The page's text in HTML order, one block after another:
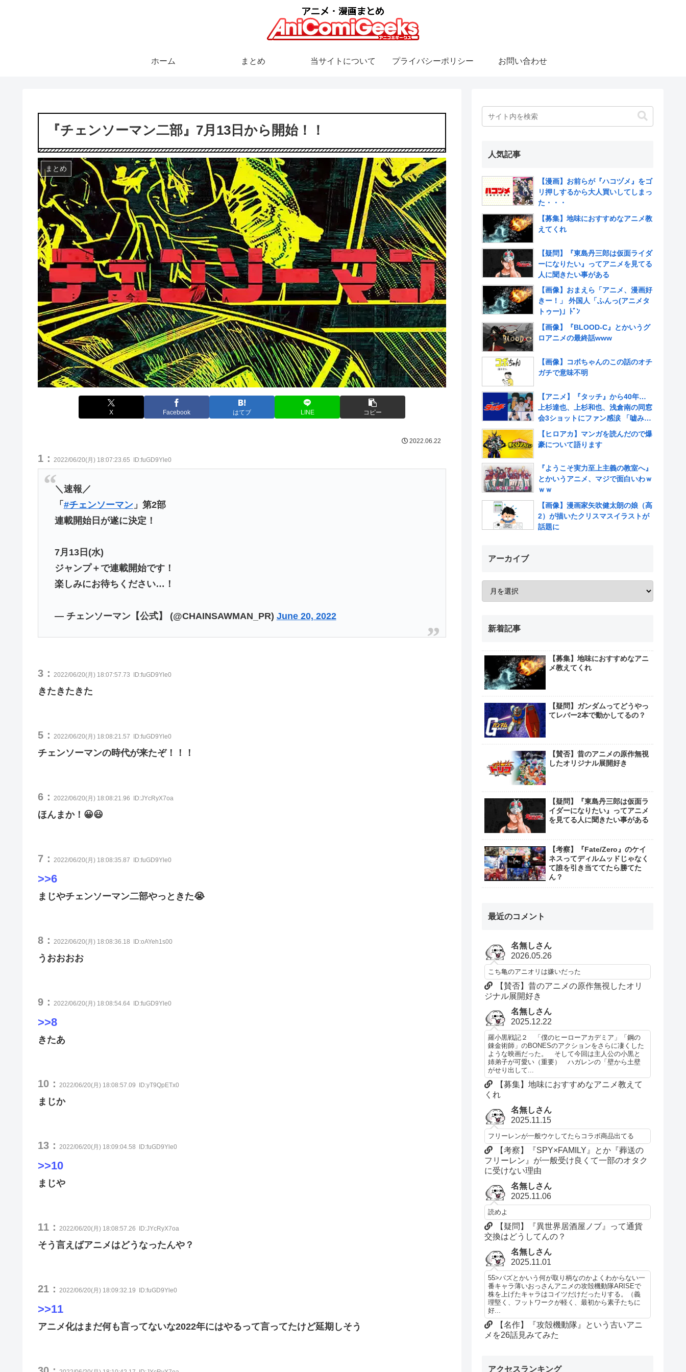
ホーム まとめ 当サイトについて プライバシーポリシー お問い合わせ
『チェンソーマン二部』7月13日から開始！！
まとめ
X Facebook はてブ LINE コピー
2022.06.22
1： 2022/06/20(月) 18:07:23.65 ID:fuGD9Yle0
＼速報／
「 #チェンソーマン」第2部
連載開始日が遂に決定！
7月13日(水)
ジャンプ＋で連載開始です！
楽しみにお待ちください…！
— チェンソーマン【公式】 (@CHAINSAWMAN_PR) June 20, 2022
3： 2022/06/20(月) 18:07:57.73 ID:fuGD9Yle0
きたきたきた
5： 2022/06/20(月) 18:08:21.57 ID:fuGD9Yle0
チェンソーマンの時代が来たぞ！！！
6： 2022/06/20(月) 18:08:21.96 ID:JYcRyX7oa
ほんまか！😀😃
7： 2022/06/20(月) 18:08:35.87 ID:fuGD9Yle0
>>6
まじやチェンソーマン二部やっときた😭
8： 2022/06/20(月) 18:08:36.18 ID:oAYeh1s00
うおおおお
9： 2022/06/20(月) 18:08:54.64 ID:fuGD9Yle0
>>8
きたあ
10： 2022/06/20(月) 18:08:57.09 ID:yT9QpETx0
まじか
13： 2022/06/20(月) 18:09:04.58 ID:fuGD9Yle0
>>10
まじや
11： 2022/06/20(月) 18:08:57.26 ID:JYcRyX7oa
そう言えばアニメはどうなったんや？
21： 2022/06/20(月) 18:09:32.19 ID:fuGD9Yle0
>>11
アニメ化はまだ何も言ってないな2022年にはやるって言ってたけど延期しそう
人気記事
【漫画】お前らが『ハコヅメ』をゴ
リ押しするから大人買いしてしまっ
た・・・
【募集】地味におすすめなアニメ教
えてくれ
【疑問】『東島丹三郎は仮面ライダ
ーになりたい』ってアニメを見てる
人に聞きたい事がある
【画像】おまえら「アニメ、漫画好
きー！」 外国人「ふんっ(アニメタ
トゥー)」ﾄﾞﾝ
【画像】『BLOOD-C』とかいうグ
ロアニメの最終話www
【画像】コボちゃんのこの話のオチ
ガチで意味不明
【アニメ】『タッチ』から40年…
上杉達也、上杉和也、浅倉南の同窓
会3ショットにファン感涙 「嘘みた
いだろ…また三人揃ってるんだぜ」
【ヒロアカ】マンガを読んだので爆
豪について語ります
『ようこそ実力至上主義の教室へ』
とかいうアニメ、マジで面白いわｗ
ｗｗ
【画像】漫画家矢吹健太朗の娘（高
2）が描いたクリスマスイラストが
話題に
アーカイブ
新着記事
【募集】地味におすすめなアニ
メ教えてくれ
【疑問】ガンダムってどうやっ
てレバー2本で動かしてるの？
【賛否】昔のアニメの原作無視
したオリジナル展開好き
【疑問】『東島丹三郎は仮面ラ
イダーになりたい』ってアニメ
を見てる人に聞きたい事がある
【考察】『Fate/Zero』のケイ
ネスってディルムッドじゃなく
て誰を引き当ててたら勝てた
ん？
最近のコメント
名無しさん
2026.05.26
こち亀のアニオリは嫌いだった
【賛否】昔のアニメの原作無視したオリ
ジナル展開好き
名無しさん
2025.12.22
羅小黒戦記２ 「僕のヒーローアカデミア」「鋼の
錬金術師」のBONESのアクションをさらに凄くした
ような映画だった。 そして今回は主人公の小黒と
姉弟子が可愛い（重要） ハガレンの「壁から土壁
がせり出して...
【募集】地味におすすめなアニメ教えて
くれ
名無しさん
2025.11.15
フリーレンが一般ウケしてたらコラボ商品出てる
【考察】『SPY×FAMILY』とか『葬送の
フリーレン』が一般受け良くて一部のオタク
に受けない理由
名無しさん
2025.11.06
読めよ
【疑問】『異世界居酒屋ノブ』って通貨
交換はどうしてんの？
名無しさん
2025.11.01
55>パズとかいう何が取り柄なのかよくわからない一
番キャラ薄いおっさんアニメの攻殻機動隊ARISEで
株を上げたキャラはコイツだけだったりする。（義
理堅く、フットワークが軽く、最初から素子たちに
好...
【名作】『攻殻機動隊』という古いアニ
メを26話見みてみた
アクセスランキング